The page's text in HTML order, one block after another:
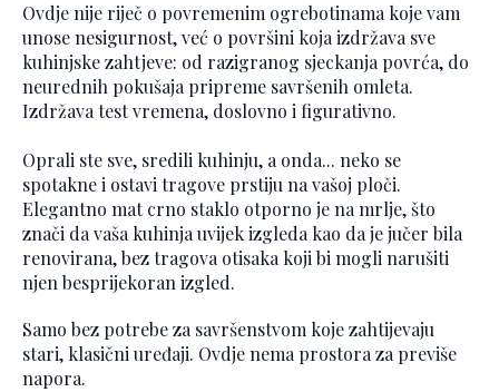
Ovdje nije riječ o povremenim ogrebotinama koje vam
unose nesigurnost, već o površini koja izdržava sve
kuhinjske zahtjeve: od razigranog sjeckanja povrća, do
neurednih pokušaja pripreme savršenih omleta.
Izdržava test vremena, doslovno i figurativno.
Oprali ste sve, sredili kuhinju, a onda... neko se
spotakne i ostavi tragove prstiju na vašoj ploči.
Elegantno mat crno staklo otporno je na mrlje, što
znači da vaša kuhinja uvijek izgleda kao da je jučer bila
renovirana, bez tragova otisaka koji bi mogli narušiti
njen besprijekoran izgled.
Samo bez potrebe za savršenstvom koje zahtijevaju
stari, klasični uređaji. Ovdje nema prostora za previše
napora.